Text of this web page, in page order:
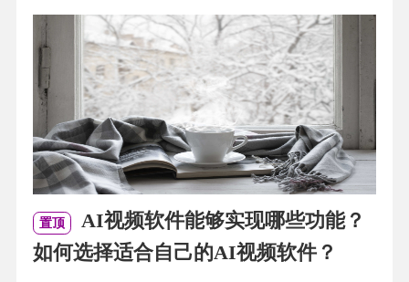
置顶
AI视频软件能够实现哪些功能？
如何选择适合自己的AI视频软件？